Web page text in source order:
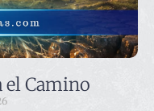
el Camino